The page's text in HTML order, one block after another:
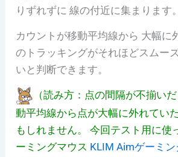
りずれずに 線の付近に集まります。
カウントが移動平均線から 大幅に
のトラッキングがそれほどスムー
いと判断できます。
（読み方：点の間隔が不揃い
動平均線から点が大幅に外れてい
もしれません。今回テスト用に使
ーミングマウス KLIM Aimゲーミン